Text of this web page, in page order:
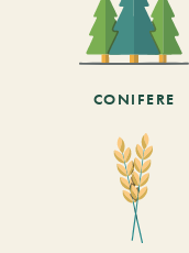
CONIFERE